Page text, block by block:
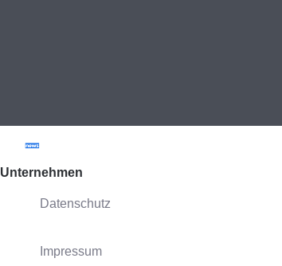
Unternehmen
Datenschutz
Impressum